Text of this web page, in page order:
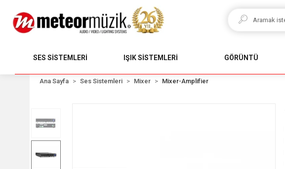
SES SİSTEMLERİ IŞIK SİSTEMLERİ GÖRÜNTÜ
Ana Sayfa Ses Sistemleri Mixer Mixer-Amplifier